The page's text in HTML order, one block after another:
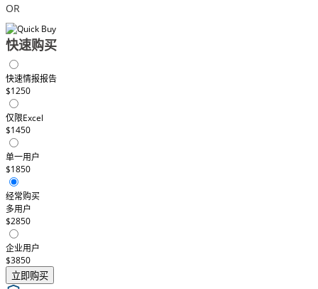
OR
快速购买
快速情报报告
$1250
仅限Excel
$1450
单一用户
$1850
经常购买
多用户
$2850
企业用户
$3850
立即购买